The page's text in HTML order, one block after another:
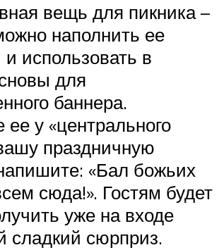
вещь для пикника –
наполнить ее
использовать в
для
баннера.
ее у «центрального
праздничную
«Бал божьих
сюда!». Гостям будет
уже на входе
сладкий сюрприз.